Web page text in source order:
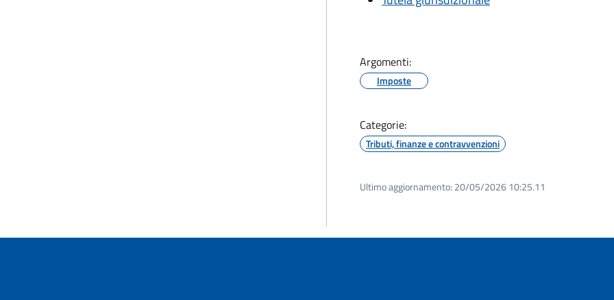
Argomenti:
Imposte
Categorie:
Tributi, finanze e contravvenzioni
Ultimo aggiornamento: 20/05/2026 10:25.11